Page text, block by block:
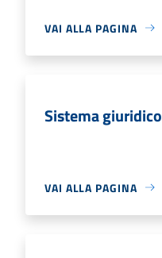
VAI ALLA PAGINA
Sistema giuridico
VAI ALLA PAGINA